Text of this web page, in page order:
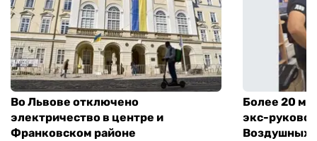
Во Львове отключено
электричество в центре и
Франковском районе
Более 20
экс-
Воздушных